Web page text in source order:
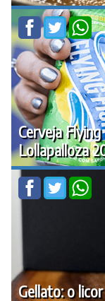
Cerveja
Lollapalloza
Gellato: o